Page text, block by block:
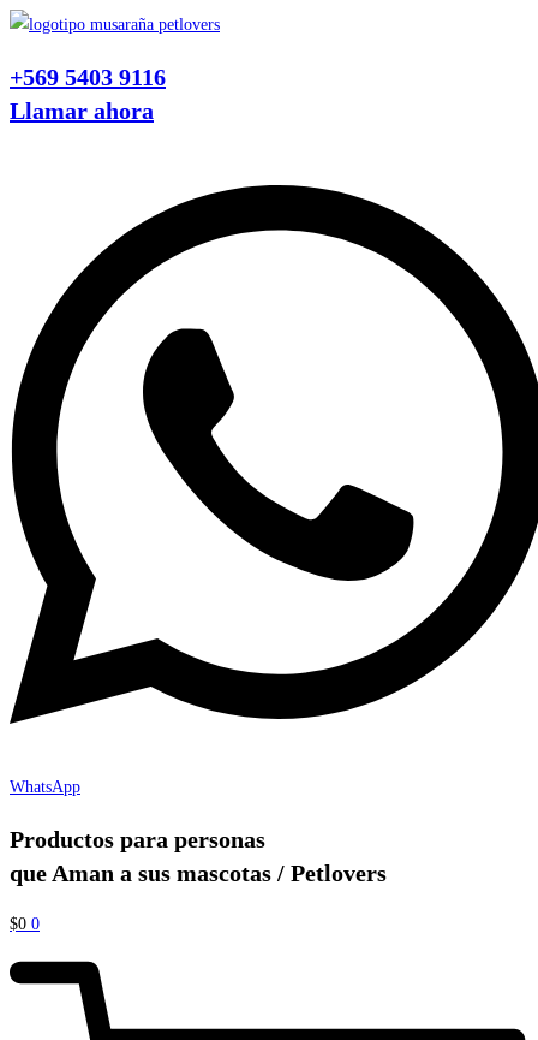
Ir
contenido
+569 5403 9116
Llamar ahora
WhatsApp
Productos para personas
que Aman a sus mascotas / Petlovers
$0 0